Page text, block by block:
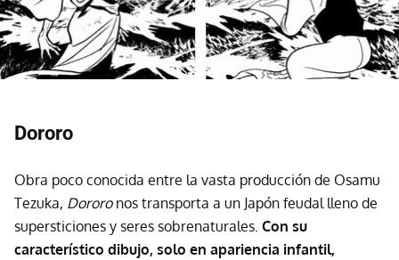
Dororo
Obra poco conocida entre la vasta producción de Osamu
Tezuka, Dororonos transporta a un Japón feudal lleno de
supersticiones y seres sobrenaturales. Con su
característico dibujo, solo en apariencia infantil,